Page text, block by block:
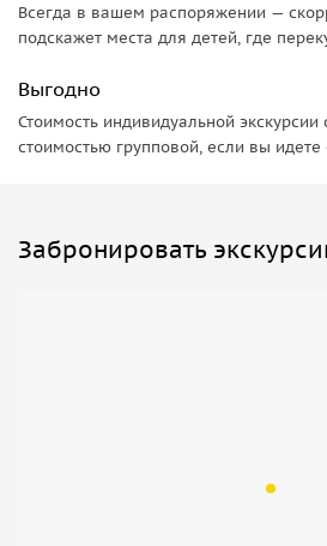
Всегда в вашем распоряжении —
подскажет места для детей, где
Выгодно
Стоимость индивидуальной
стоимостью групповой, если вы
Забронировать